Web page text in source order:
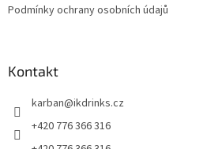
Podmínky ochrany osobních údajů
Kontakt
karban@ikdrinks.cz
+420 776 366 316